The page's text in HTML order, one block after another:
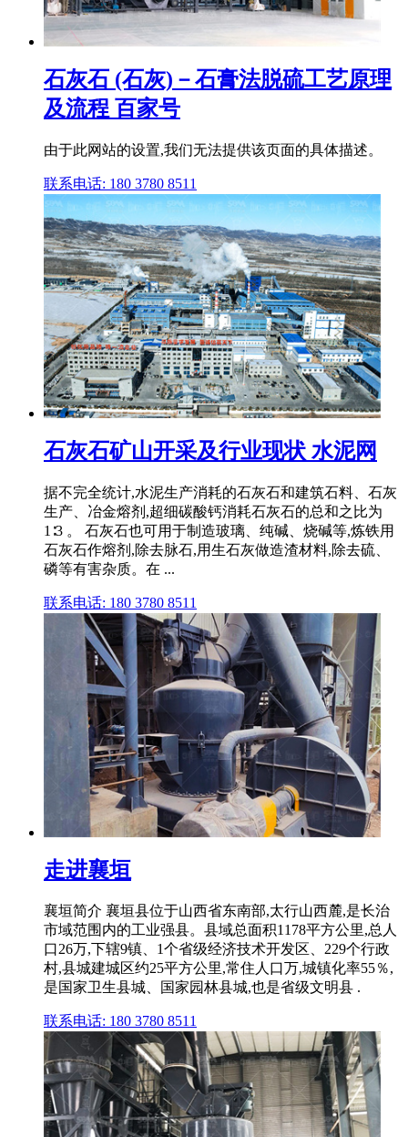
石灰石 (石灰)－石膏法脱硫工艺原理
及流程 百家号
由于此网站的设置,我们无法提供该页面的具体描述。
联系电话: 180 3780 8511
石灰石矿山开采及行业现状 水泥网
据不完全统计,水泥生产消耗的石灰石和建筑石料、石灰
生产、冶金熔剂,超细碳酸钙消耗石灰石的总和之比为
1∶3 。 石灰石也可用于制造玻璃、纯碱、烧碱等,炼铁用
石灰石作熔剂,除去脉石,用生石灰做造渣材料,除去硫、
磷等有害杂质。在 ...
联系电话: 180 3780 8511
走进襄垣
襄垣简介 襄垣县位于山西省东南部,太行山西麓,是长治
市域范围内的工业强县。县域总面积1178平方公里,总人
口26万,下辖9镇、1个省级经济技术开发区、229个行政
村,县城建城区约25平方公里,常住人口万,城镇化率55％,
是国家卫生县城、国家园林县城,也是省级文明县 .
联系电话: 180 3780 8511